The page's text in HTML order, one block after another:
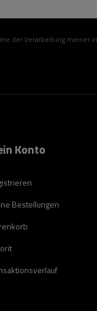
im Kontaktformular enthaltenen
Konto
Bestellungen